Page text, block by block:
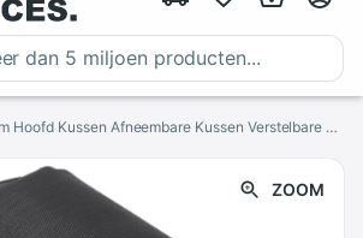
35X15X6Cm Hoofd Kussen Afneembare Kussen Verstelbare Voor Strand Outdoor Vouwen Fauteuil Tessforest Stof Doek Verwijderbare
ZOOM